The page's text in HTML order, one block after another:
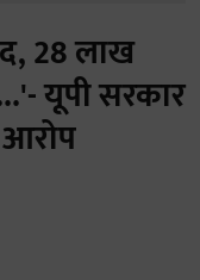
28 लाख
यूपी सरकार